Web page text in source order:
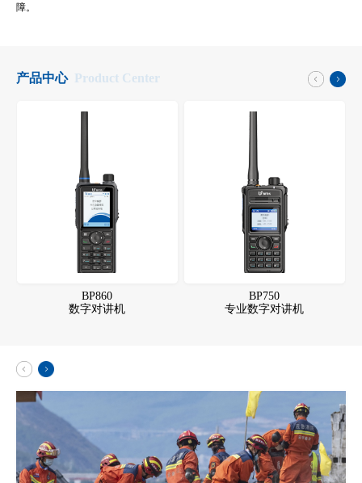
障。
产品中心 Product Center
BP860
数字对讲机
BP750
专业数字对讲机